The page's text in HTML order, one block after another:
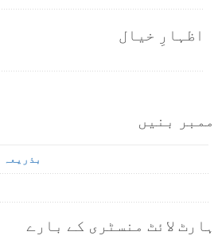
اظہارِ خیال
ممبر بنیں
ہارٹ لائٹ منسٹری کے بارے